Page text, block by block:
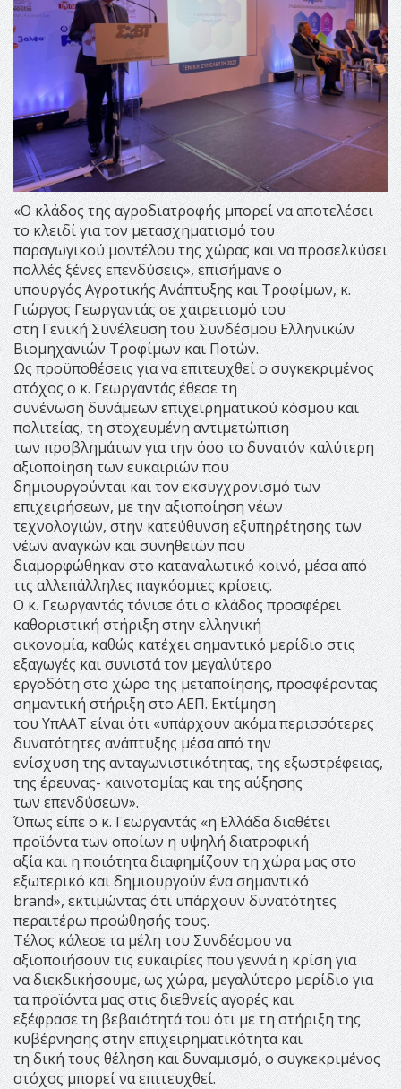
«Ο κλάδος της αγροδιατροφής μπορεί να αποτελέσει
το κλειδί για τον μετασχηματισμό του
παραγωγικού μοντέλου της χώρας και να προσελκύσει
πολλές ξένες επενδύσεις», επισήμανε ο
υπουργός Αγροτικής Ανάπτυξης και Τροφίμων, κ.
Γιώργος Γεωργαντάς σε χαιρετισμό του
στη Γενική Συνέλευση του Συνδέσμου Ελληνικών
Βιομηχανιών Τροφίμων και Ποτών.
Ως προϋποθέσεις για να επιτευχθεί ο συγκεκριμένος
στόχος ο κ. Γεωργαντάς έθεσε τη
συνένωση δυνάμεων επιχειρηματικού κόσμου και
πολιτείας, τη στοχευμένη αντιμετώπιση
των προβλημάτων για την όσο το δυνατόν καλύτερη
αξιοποίηση των ευκαιριών που
δημιουργούνται και τον εκσυγχρονισμό των
επιχειρήσεων, με την αξιοποίηση νέων
τεχνολογιών, στην κατεύθυνση εξυπηρέτησης των
νέων αναγκών και συνηθειών που
διαμορφώθηκαν στο καταναλωτικό κοινό, μέσα από
τις αλλεπάλληλες παγκόσμιες κρίσεις.
Ο κ. Γεωργαντάς τόνισε ότι ο κλάδος προσφέρει
καθοριστική στήριξη στην ελληνική
οικονομία, καθώς κατέχει σημαντικό μερίδιο στις
εξαγωγές και συνιστά τον μεγαλύτερο
εργοδότη στο χώρο της μεταποίησης, προσφέροντας
σημαντική στήριξη στο ΑΕΠ. Εκτίμηση
του ΥπΑΑΤ είναι ότι «υπάρχουν ακόμα περισσότερες
δυνατότητες ανάπτυξης μέσα από την
ενίσχυση της ανταγωνιστικότητας, της εξωστρέφειας,
της έρευνας- καινοτομίας και της αύξησης
των επενδύσεων».
Όπως είπε ο κ. Γεωργαντάς «η Ελλάδα διαθέτει
προϊόντα των οποίων η υψηλή διατροφική
αξία και η ποιότητα διαφημίζουν τη χώρα μας στο
εξωτερικό και δημιουργούν ένα σημαντικό
brand», εκτιμώντας ότι υπάρχουν δυνατότητες
περαιτέρω προώθησής τους.
Τέλος κάλεσε τα μέλη του Συνδέσμου να
αξιοποιήσουν τις ευκαιρίες που γεννά η κρίση για
να διεκδικήσουμε, ως χώρα, μεγαλύτερο μερίδιο για
τα προϊόντα μας στις διεθνείς αγορές και
εξέφρασε τη βεβαιότητά του ότι με τη στήριξη της
κυβέρνησης στην επιχειρηματικότητα και
τη δική τους θέληση και δυναμισμό, ο συγκεκριμένος
στόχος μπορεί να επιτευχθεί.